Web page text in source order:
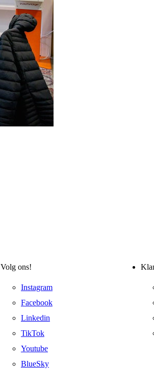
Volg ons!
Instagram
Facebook
Linkedin
TikTok
Youtube
BlueSky